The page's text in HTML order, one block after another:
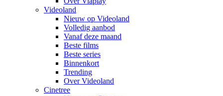
Videoland
Nieuw op Videoland
Volledig aanbod
Vanaf deze maand
Beste films
Beste series
Binnenkort
Trending
Over Videoland
Cinetree